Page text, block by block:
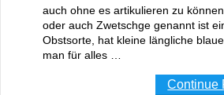
auch ohne es artikulieren zu
oder auch Zwetschge genannt ist
Obstsorte, hat kleine längliche
man für alles …
Continue